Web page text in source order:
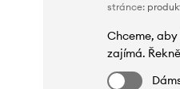
stránce:
Chceme,
zajímá.